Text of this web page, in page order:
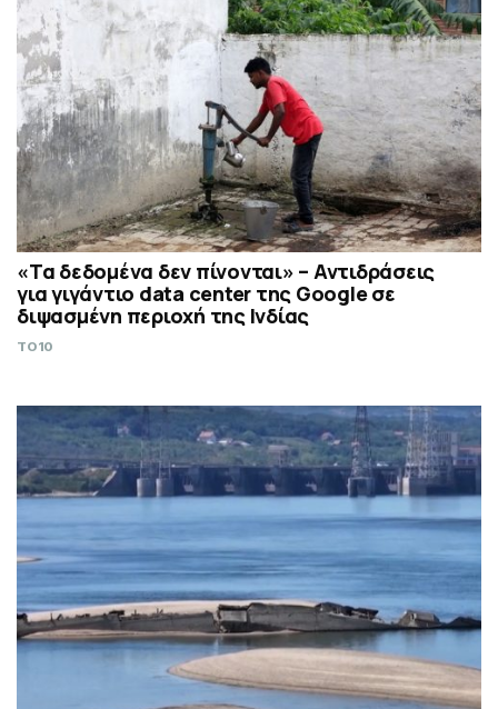
«Τα δεδομένα δεν πίνονται» – Αντιδράσεις
για γιγάντιο data center της Google σε
διψασμένη περιοχή της Ινδίας
TO10